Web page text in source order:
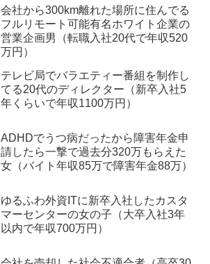
会社から300km離れた場所に住んでる
フルリモート可能有名ホワイト企業の
営業企画男（転職入社20代で年収520
万円）
テレビ局でバラエティー番組を制作し
てる20代のディレクター（新卒入社5
年くらいで年収1100万円）
ADHDでうつ病だったから障害年金申
請したら一撃で過去分320万もらえた
女（バイト年収85万で障害年金88万）
ゆるふわ外資ITに新卒入社したカスタ
マーセンターの女の子（大卒入社3年
以内で年収700万円）